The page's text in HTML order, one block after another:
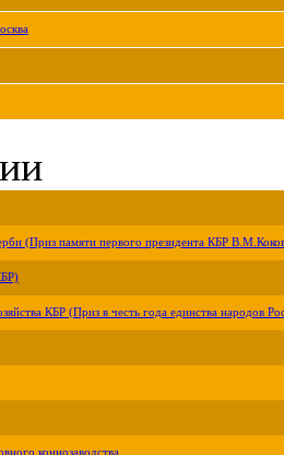
(Приз памяти первого президента КБР
КБР (Приз в честь года единства народов
коннозаводства